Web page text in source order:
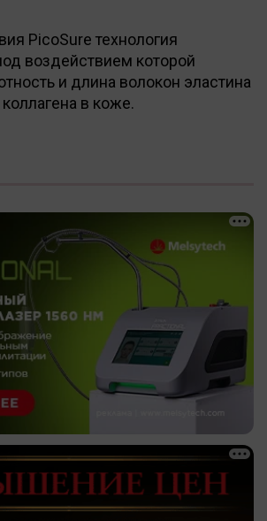
PicoSure технология
воздействием которой
и длина волокон эластина
в коже.